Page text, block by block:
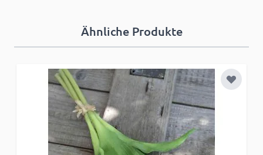
Ähnliche Produkte
Zur